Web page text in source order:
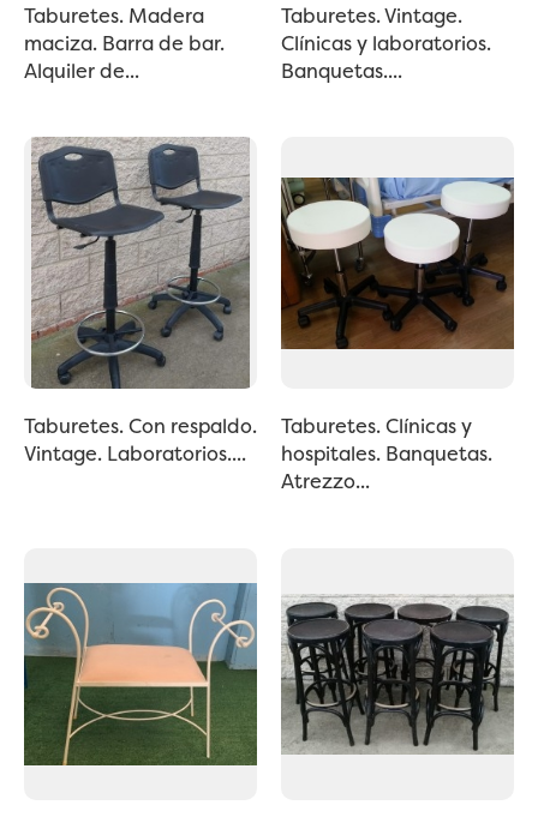
Taburetes. Madera
maciza. Barra de bar.
Alquiler de...
Taburetes. Vintage.
Clínicas y laboratorios.
Banquetas....
Taburetes. Con respaldo.
Vintage. Laboratorios....
Taburetes. Clínicas y
hospitales. Banquetas.
Atrezzo...